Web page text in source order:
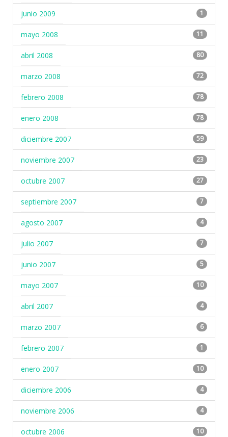
junio 2009 1
mayo 2008 11
abril 2008 80
marzo 2008 72
febrero 2008 78
enero 2008 78
diciembre 2007 59
noviembre 2007 23
octubre 2007 27
septiembre 2007 7
agosto 2007 4
julio 2007 7
junio 2007 5
mayo 2007 10
abril 2007 4
marzo 2007 6
febrero 2007 1
enero 2007 10
diciembre 2006 4
noviembre 2006 4
octubre 2006 10